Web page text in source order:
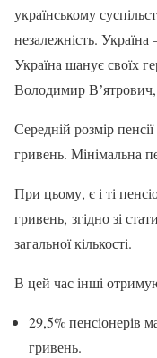
українському
незалежність.
Україна шанує своїх
Володимир Вʼятрович,
Середній розмір
гривень. Мінімальна
При цьому, є і ті
гривень, згідно зі
загальної кількості.
В цей час інші
29,5% пенсіонерів
гривень.